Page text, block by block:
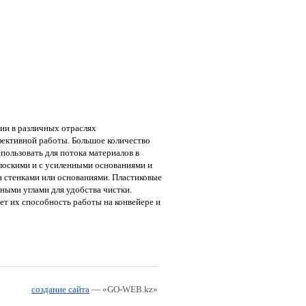
в различных отраслях
работы. Большое количество
для потока материалов в
и с усиленными основаниями и
или основаниями. Пластиковые
углами для удобства чистки.
их способность работы на конвейере и
создание сайта — «GO-WEB.kz»